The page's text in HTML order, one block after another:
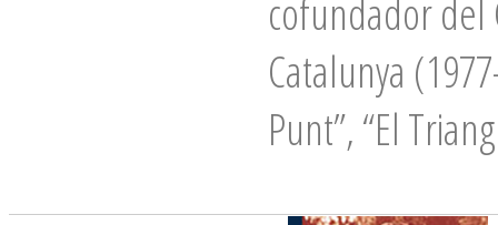
cofundador del
Catalunya
Punt”, “El